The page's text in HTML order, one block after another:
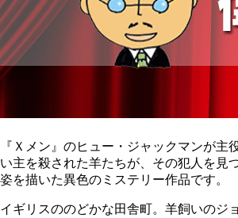
『Ｘメン』のヒュー・ジャックマンが主
い主を殺された羊たちが、その犯人を見
姿を描いた異色のミステリー作品です。
イギリスののどかな田舎町。羊飼いのジ